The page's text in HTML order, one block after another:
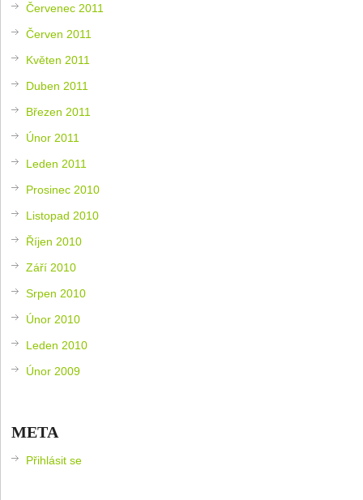
Červenec 2011
Červen 2011
Květen 2011
Duben 2011
Březen 2011
Únor 2011
Leden 2011
Prosinec 2010
Listopad 2010
Říjen 2010
Září 2010
Srpen 2010
Únor 2010
Leden 2010
Únor 2009
META
Přihlásit se